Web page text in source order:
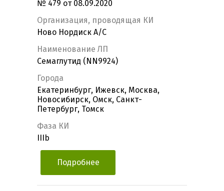
№ 479 от 08.09.2020
Организация, проводящая КИ
Ново Нордиск А/С
Наименование ЛП
Семаглутид (NN9924)
Города
Екатеринбург, Ижевск, Москва,
Новосибирск, Омск, Санкт-
Петербург, Томск
Фаза КИ
IIIb
Подробнее